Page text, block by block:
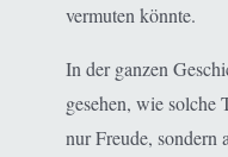
vermuten könnte.
In der ganzen
gesehen, wie
nur Freude, sondern